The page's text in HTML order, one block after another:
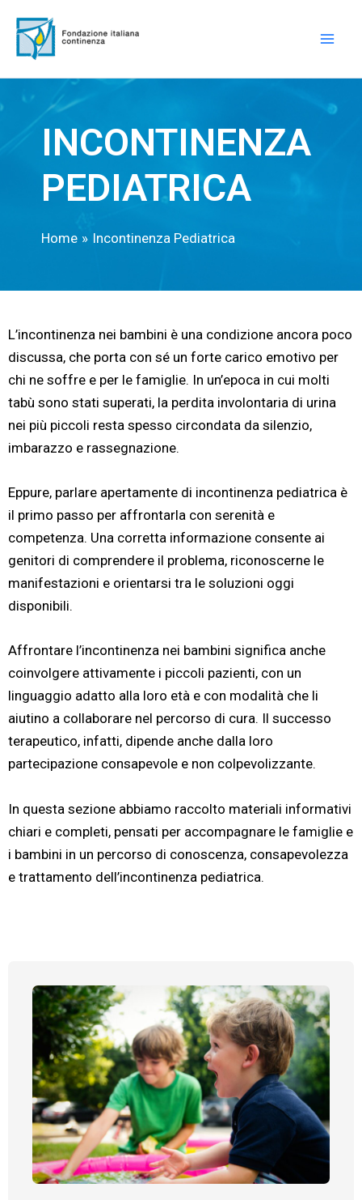
contenuto
INCONTINENZA
PEDIATRICA
Home Incontinenza Pediatrica
L’incontinenza nei bambini è una condizione ancora poco
discussa, che porta con sé un forte carico emotivo per
chi ne soffre e per le famiglie. In un’epoca in cui molti
tabù sono stati superati, la perdita involontaria di urina
nei più piccoli resta spesso circondata da silenzio,
imbarazzo e rassegnazione.
Eppure, parlare apertamente di incontinenza pediatrica è
il primo passo per affrontarla con serenità e
competenza. Una corretta informazione consente ai
genitori di comprendere il problema, riconoscerne le
manifestazioni e orientarsi tra le soluzioni oggi
disponibili.
Affrontare l’incontinenza nei bambini significa anche
coinvolgere attivamente i piccoli pazienti, con un
linguaggio adatto alla loro età e con modalità che li
aiutino a collaborare nel percorso di cura. Il successo
terapeutico, infatti, dipende anche dalla loro
partecipazione consapevole e non colpevolizzante.
In questa sezione abbiamo raccolto materiali informativi
chiari e completi, pensati per accompagnare le famiglie e
i bambini in un percorso di conoscenza, consapevolezza
e trattamento dell’incontinenza pediatrica.